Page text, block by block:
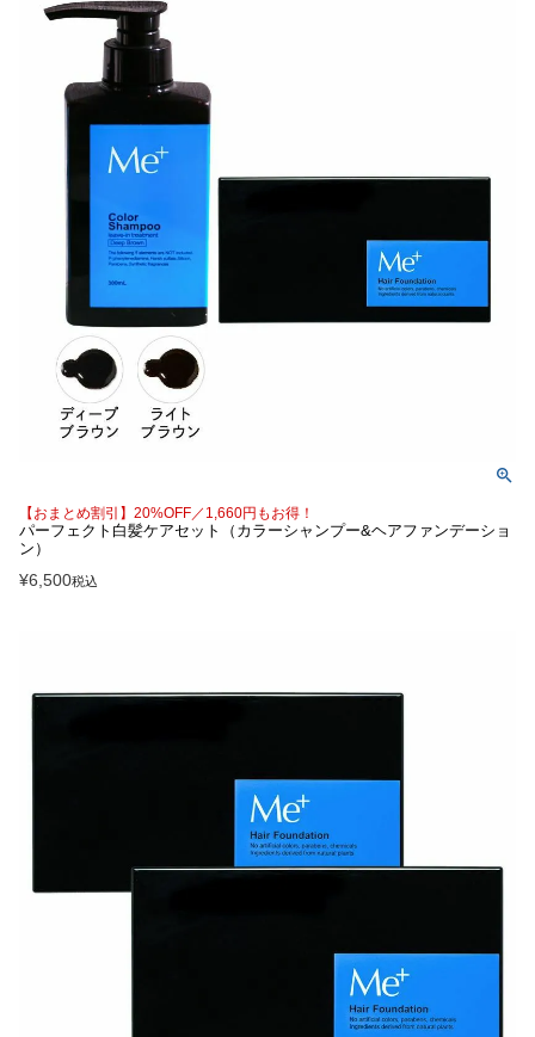
【おまとめ割引】20%OFF／1,660円もお得！
パーフェクト白髪ケアセット（カラーシャンプー&ヘアファンデーショ
ン）
¥6,500税込